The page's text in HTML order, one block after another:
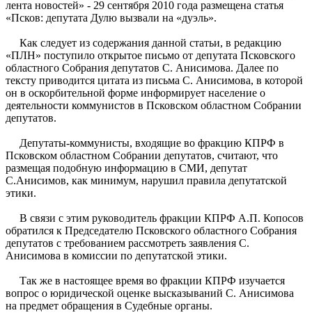
лента новостей» - 29 сентября 2010 года размещена статья
«Псков: депутата Дулю вызвали на «дуэль».
Как следует из содержания данной статьи, в редакцию
«ПЛН» поступило открытое письмо от депутата Псковского
областного Собрания депутатов С. Анисимова. Далее по
тексту приводится цитата из письма С. Анисимова, в которой
он в оскорбительной форме информирует население о
деятельности коммунистов в Псковском областном Собрании
депутатов.
Депутаты-коммунисты, входящие во фракцию КПРФ в
Псковском областном Собрании депутатов, считают, что
размещая подобную информацию в СМИ, депутат
С.Анисимов, как минимум, нарушил правила депутатской
этики.
В связи с этим руководитель фракции КПРФ А.П. Копосов
обратился к Председателю Псковского областного Собрания
депутатов с требованием рассмотреть заявления С.
Анисимова в комиссии по депутатской этики.
Так же в настоящее время во фракции КПРФ изучается
вопрос о юридической оценке высказываний С. Анисимова
на предмет обращения в Судебные органы.